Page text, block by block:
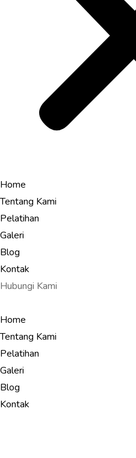
Home
Tentang Kami
Pelatihan
Galeri
Blog
Kontak
Hubungi Kami
Home
Tentang Kami
Pelatihan
Galeri
Blog
Kontak